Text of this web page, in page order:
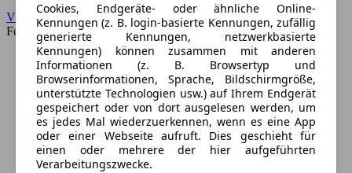
VW
Forum
Cookies, Endgeräte- oder ähnliche Online-
Kennungen (z. B. login-basierte Kennungen, zufällig
generierte Kennungen, netzwerkbasierte
Kennungen) können zusammen mit anderen
Informationen (z. B. Browsertyp und
Browserinformationen, Sprache, Bildschirmgröße,
unterstützte Technologien usw.) auf Ihrem Endgerät
gespeichert oder von dort ausgelesen werden, um
es jedes Mal wiederzuerkennen, wenn es eine App
oder einer Webseite aufruft. Dies geschieht für
einen oder mehrere der hier aufgeführten
Verarbeitungszwecke.